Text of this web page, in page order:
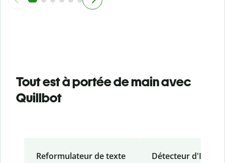
Tout est à portée de main avec
Quillbot
Reformulateur de texte Détecteur d'IA